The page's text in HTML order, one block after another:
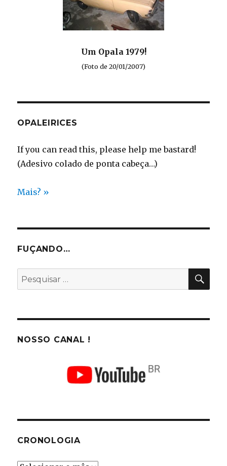
Um Opala 1979!
(Foto de 20/01/2007)
OPALEIRICES
If you can read this, please help me bastard!
(Adesivo colado de ponta cabeça…)
Mais? »
FUÇANDO…
Pesquisar
por:
NOSSO CANAL !
CRONOLOGIA